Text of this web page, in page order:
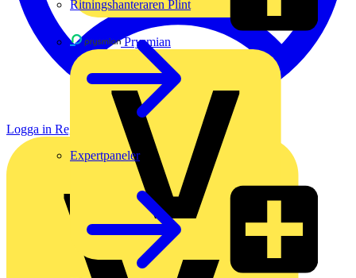
Prysmian
Ritningshanteraren Plint
Expertpaneler
Logga in Registrera dig